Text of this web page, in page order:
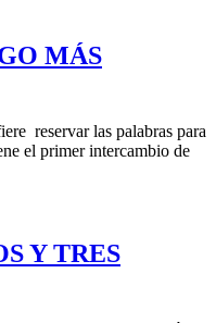
MÁS
reservar las palabras para
el primer intercambio de
Y TRES